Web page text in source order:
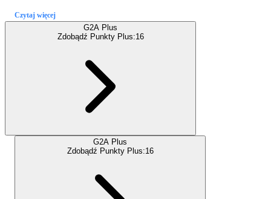
Czytaj więcej
G2A Plus
Zdobądź Punkty Plus:16
G2A Plus
Zdobądź Punkty Plus:16